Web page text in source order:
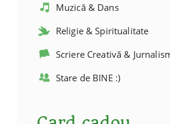
Muzică & Dans
Religie & Spiritualitate
Scriere Creativă &
Stare de BINE :)